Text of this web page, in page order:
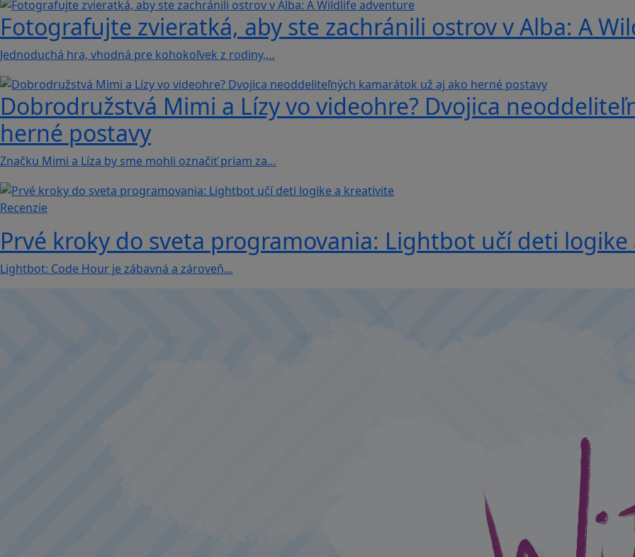
Fotografujte zvieratká, aby ste zachránili ostrov v Alba: A
Jednoduchá hra, vhodná pre kohokoľvek z rodiny,…
Dobrodružstvá Mimi a Lízy vo videohre? Dvojica
herné postavy
Značku Mimi a Líza by sme mohli označiť priam za…
Recenzie
Prvé kroky do sveta programovania: Lightbot učí deti
Lightbot: Code Hour je zábavná a zároveň…